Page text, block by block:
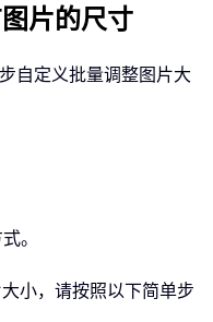
片的尺寸
自定义批量调整图片大
。
小，请按照以下简单步